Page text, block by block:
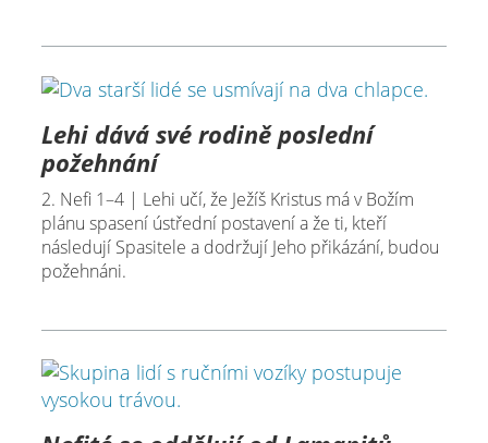
Lehi dává své rodině poslední
požehnání
2. Nefi 1–4 | Lehi učí, že Ježíš Kristus má v Božím
plánu spasení ústřední postavení a že ti, kteří
následují Spasitele a dodržují Jeho přikázání, budou
požehnáni.